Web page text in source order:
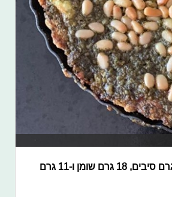
מתכון ל-12 מנות שהם כ-200 קלוריות, 2 גרם פחמימות, 1 גרם סיבים, 18 גרם שומן ו-11 גרם